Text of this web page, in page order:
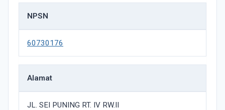
NPSN
60730176
Alamat
JL. SEI PUNING RT. IV RW.II